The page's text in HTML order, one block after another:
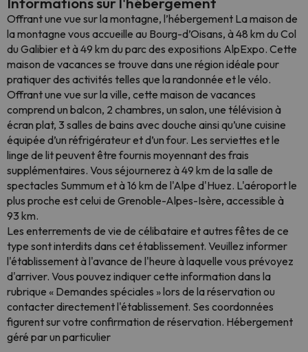
Offrant une vue sur la montagne, l’hébergement La maison de
la montagne vous accueille au Bourg-d’Oisans, à 48 km du Col
du Galibier et à 49 km du parc des expositions AlpExpo. Cette
maison de vacances se trouve dans une région idéale pour
pratiquer des activités telles que la randonnée et le vélo.
Offrant une vue sur la ville, cette maison de vacances
comprend un balcon, 2 chambres, un salon, une télévision à
écran plat, 3 salles de bains avec douche ainsi qu’une cuisine
équipée d’un réfrigérateur et d’un four. Les serviettes et le
linge de lit peuvent être fournis moyennant des frais
supplémentaires. Vous séjournerez à 49 km de la salle de
spectacles Summum et à 16 km de l'Alpe d'Huez. L'aéroport le
plus proche est celui de Grenoble-Alpes-Isère, accessible à
93 km.
Les enterrements de vie de célibataire et autres fêtes de ce
type sont interdits dans cet établissement. Veuillez informer
l'établissement à l'avance de l'heure à laquelle vous prévoyez
d'arriver. Vous pouvez indiquer cette information dans la
rubrique « Demandes spéciales » lors de la réservation ou
contacter directement l'établissement. Ses coordonnées
figurent sur votre confirmation de réservation. Hébergement
géré par un particulier